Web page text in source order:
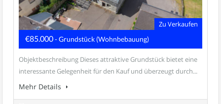
Zu Verkaufen
€85.000- Grundstück (Wohnbebauung)
Objektbeschreibung Dieses attraktive Grundstück bietet eine
interessante Gelegenheit für den Kauf und überzeugt durch...
Mehr Details